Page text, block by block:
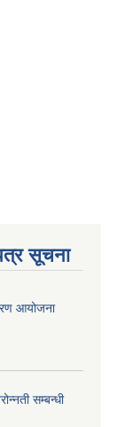
सूचना
आयोजना
सम्बन्धी